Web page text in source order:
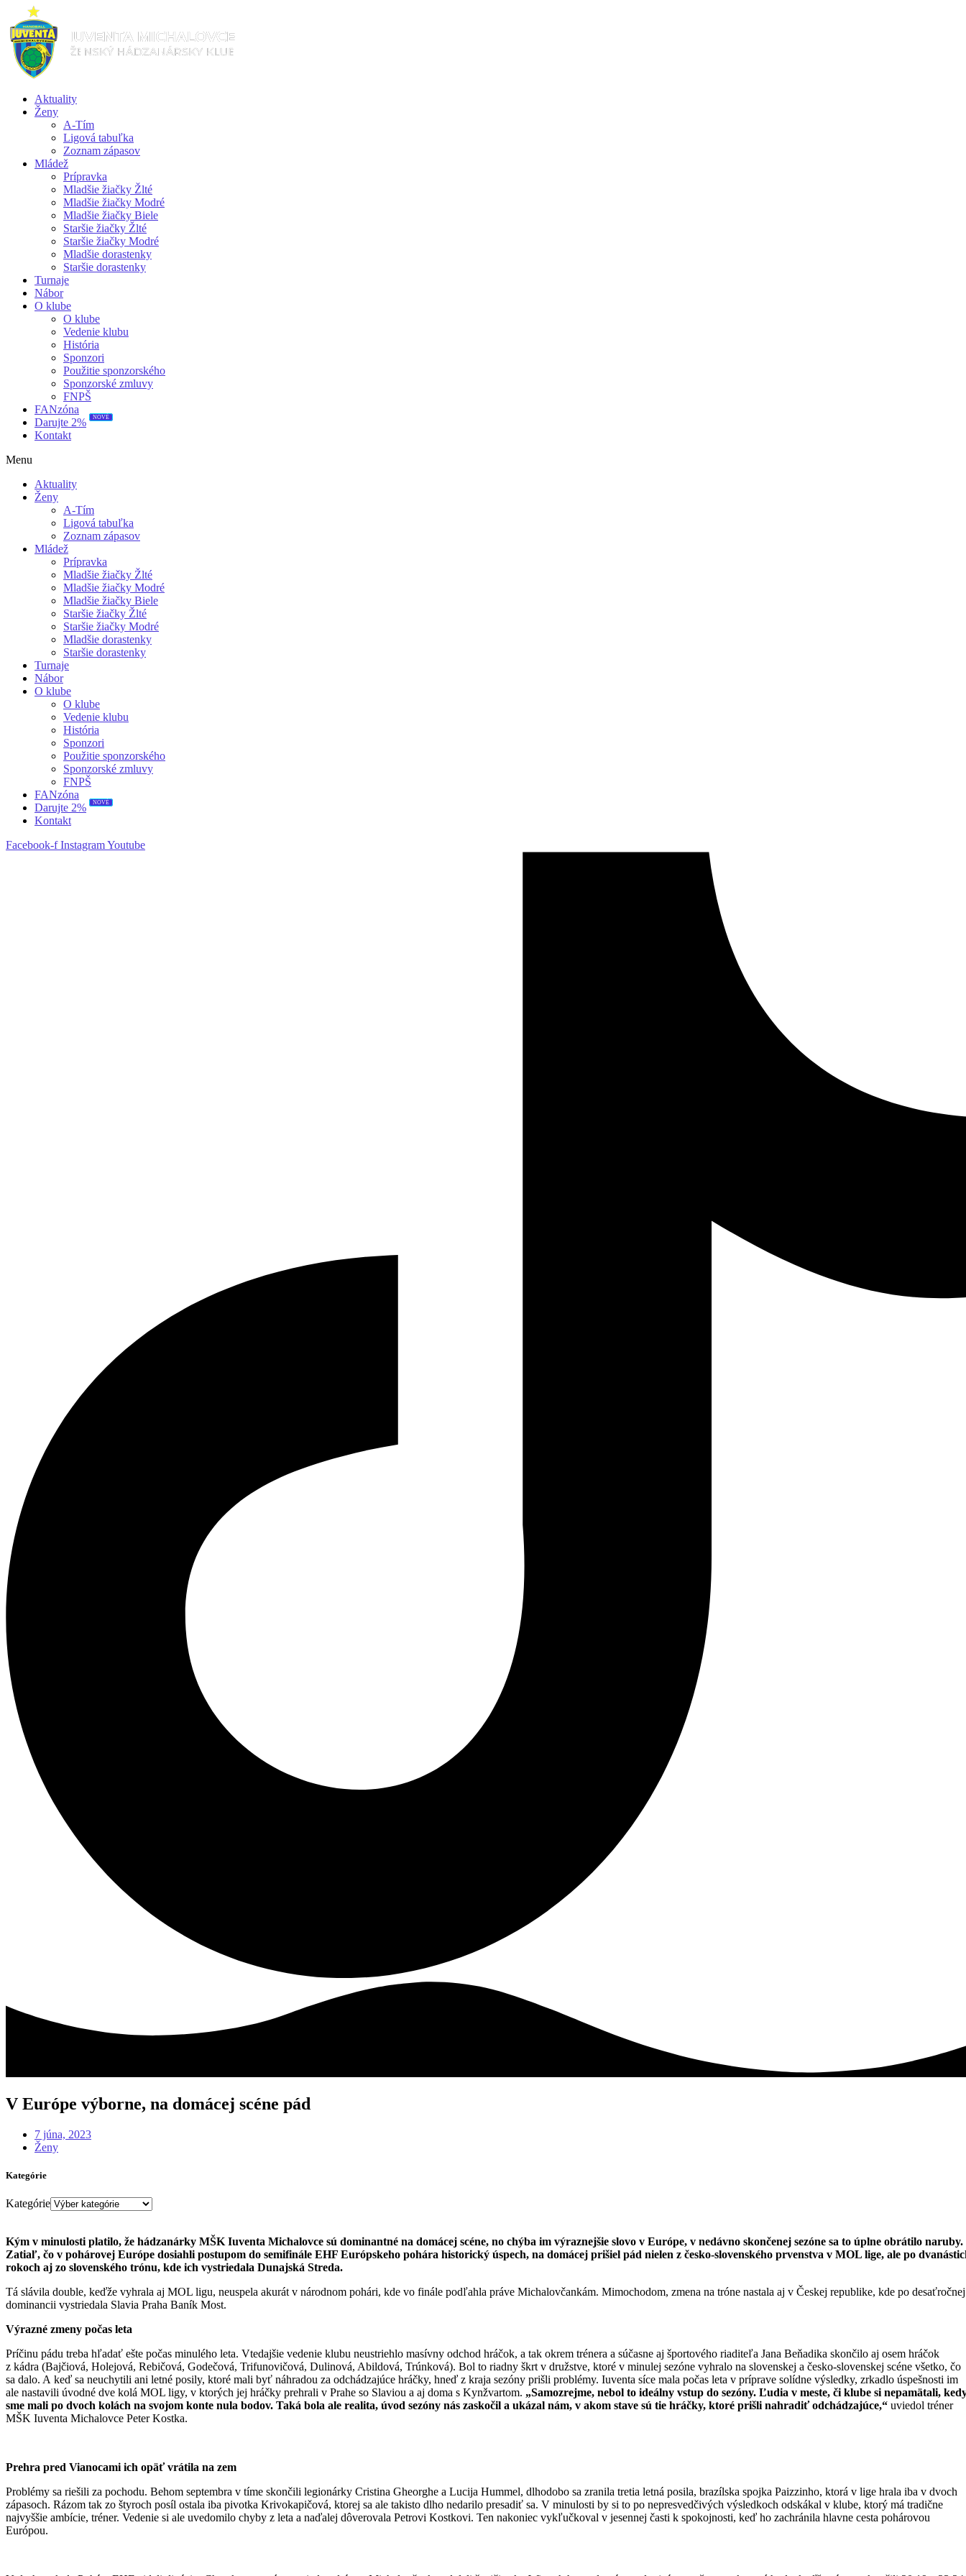
Aktuality
Ženy
A-Tím
Ligová tabuľka
Zoznam zápasov
Mládež
Prípravka
Mladšie žiačky Žlté
Mladšie žiačky Modré
Mladšie žiačky Biele
Staršie žiačky Žlté
Staršie žiačky Modré
Mladšie dorastenky
Staršie dorastenky
Turnaje
Nábor
O klube
O klube
Vedenie klubu
História
Sponzori
Použitie sponzorského
Sponzorské zmluvy
FNPŠ
FANzóna
Darujte 2%
NOVÉ
Kontakt
Menu
Aktuality
Ženy
A-Tím
Ligová tabuľka
Zoznam zápasov
Mládež
Prípravka
Mladšie žiačky Žlté
Mladšie žiačky Modré
Mladšie žiačky Biele
Staršie žiačky Žlté
Staršie žiačky Modré
Mladšie dorastenky
Staršie dorastenky
Turnaje
Nábor
O klube
O klube
Vedenie klubu
História
Sponzori
Použitie sponzorského
Sponzorské zmluvy
FNPŠ
FANzóna
Darujte 2%
NOVÉ
Kontakt
Facebook-f InstagramYoutube
V Európe výborne, na domácej scéne pád
7 júna, 2023
Ženy
Kategórie
Kategórie
Kým v minulosti platilo, že hádzanárky MŠK Iuventa Michalovce sú dominantné na domácej scéne, no chýba im výraznejšie slovo v Európe, v nedávno skončenej sezóne sa to úplne obrátilo naruby.
Zatiaľ, čo v pohárovej Európe dosiahli postupom do semifinále EHF Európskeho pohára historický úspech, na domácej prišiel pád nielen z česko-slovenského prvenstva v MOL lige, ale po
rokoch aj zo slovenského trónu, kde ich vystriedala Dunajská Streda.
Tá slávila double, keďže vyhrala aj MOL ligu, neuspela akurát v národnom pohári, kde vo finále podľahla práve Michalovčankám. Mimochodom, zmena na tróne nastala aj v Českej republike, kde po desaťročnej
dominancii vystriedala Slavia Praha Baník Most.
Výrazné zmeny počas leta
Príčinu pádu treba hľadať ešte počas minulého leta. Vtedajšie vedenie klubu neustriehlo masívny odchod hráčok, a tak okrem trénera a súčasne aj športového riaditeľa Jana Beňadika skončilo aj osem hráčok
z kádra (Bajčiová, Holejová, Rebičová, Godečová, Trifunovičová, Dulinová, Abildová, Trúnková). Bol to riadny škrt v družstve, ktoré v minulej sezóne vyhralo na slovenskej a česko-slovenskej scéne všetko, čo
sa dalo. A keď sa neuchytili ani letné posily, ktoré mali byť náhradou za odchádzajúce hráčky, hneď z kraja sezóny prišli problémy. Iuventa síce mala počas leta v príprave solídne výsledky, zrkadlo úspešnosti im
ale nastavili úvodné dve kolá MOL ligy, v ktorých jej hráčky prehrali v Prahe so Slaviou a aj doma s Kynžvartom. „Samozrejme, nebol to ideálny vstup do sezóny. Ľudia v meste, či klube si nepamätali,
sme mali po dvoch kolách na svojom konte nula bodov. Taká bola ale realita, úvod sezóny nás zaskočil a ukázal nám, v akom stave sú tie hráčky, ktoré prišli nahradiť odchádzajúce,“ uviedol tréner
MŠK Iuventa Michalovce Peter Kostka.
Prehra pred Vianocami ich opäť vrátila na zem
Problémy sa riešili za pochodu. Behom septembra v tíme skončili legionárky Cristina Gheorghe a Lucija Hummel, dlhodobo sa zranila tretia letná posila, brazílska spojka Paizzinho, ktorá v lige hrala iba v dvoch
zápasoch. Rázom tak zo štyroch posíl ostala iba pivotka Krivokapičová, ktorej sa ale takisto dlho nedarilo presadiť sa. V minulosti by si to po nepresvedčivých výsledkoch odskákal v klube, ktorý má tradične
najvyššie ambície, tréner. Vedenie si ale uvedomilo chyby z leta a naďalej dôverovala Petrovi Kostkovi. Ten nakoniec vykľučkoval v jesennej časti k spokojnosti, keď ho zachránila hlavne cesta pohárovou
Európou.